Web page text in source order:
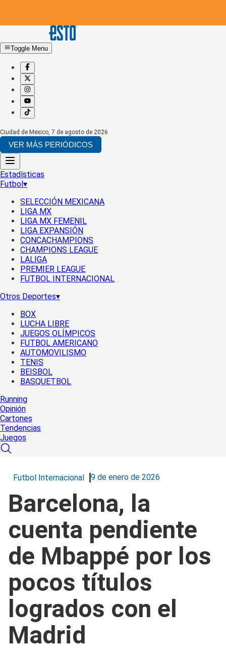
Toggle Menu
Ciudad de Mexico, 7 de agosto de 2026
VER MÁS PERIÓDICOS
Estadísticas
Futbol▾
SELECCIÓN MEXICANA
LIGA MX
LIGA MX FEMENIL
LIGA EXPANSIÓN
CONCACHAMPIONS
CHAMPIONS LEAGUE
LALIGA
PREMIER LEAGUE
FUTBOL INTERNACIONAL
Otros Deportes▾
BOX
LUCHA LIBRE
JUEGOS OLÍMPICOS
FUTBOL AMERICANO
AUTOMOVILISMO
TENIS
BEISBOL
BASQUETBOL
Running
Opinión
Cartones
Tendencias
Juegos
Futbol Internacional 9 de enero de 2026
Barcelona, la
cuenta pendiente
de Mbappé por los
pocos títulos
logrados con el
Madrid